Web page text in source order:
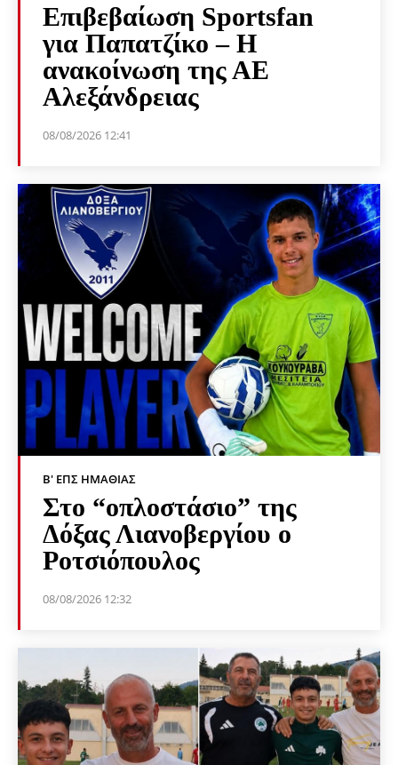
Επιβεβαίωση Sportsfan
για Παπατζίκο – Η
ανακοίνωση της ΑΕ
Αλεξάνδρειας
08/08/2026 12:41
Β' ΕΠΣ ΗΜΑΘΊΑΣ
Στο “οπλοστάσιο” της
Δόξας Λιανοβεργίου ο
Ροτσιόπουλος
08/08/2026 12:32